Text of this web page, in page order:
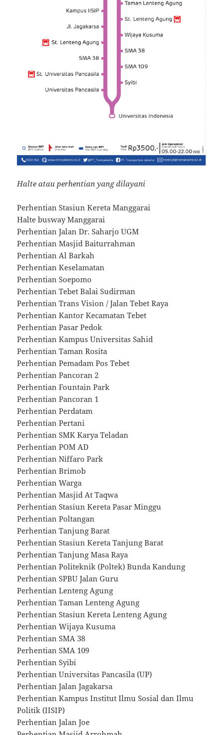
Halte atau perhentian yang dilayani
Perhentian Stasiun Kereta Manggarai
Halte busway Manggarai
Perhentian Jalan Dr. Saharjo UGM
Perhentian Masjid Baiturrahman
Perhentian Al Barkah
Perhentian Keselamatan
Perhentian Soepomo
Perhentian Tebet Balai Sudirman
Perhentian Trans Vision / Jalan Tebet Raya
Perhentian Kantor Kecamatan Tebet
Perhentian Pasar Pedok
Perhentian Kampus Universitas Sahid
Perhentian Taman Rosita
Perhentian Pemadam Pos Tebet
Perhentian Pancoran 2
Perhentian Fountain Park
Perhentian Pancoran 1
Perhentian Perdatam
Perhentian Pertani
Perhentian SMK Karya Teladan
Perhentian POM AD
Perhentian Niffaro Park
Perhentian Brimob
Perhentian Warga
Perhentian Masjid At Taqwa
Perhentian Stasiun Kereta Pasar Minggu
Perhentian Poltangan
Perhentian Tanjung Barat
Perhentian Stasiun Kereta Tanjung Barat
Perhentian Tanjung Masa Raya
Perhentian Politeknik (Poltek) Bunda Kandung
Perhentian SPBU Jalan Guru
Perhentian Lenteng Agung
Perhentian Taman Lenteng Agung
Perhentian Stasiun Kereta Lenteng Agung
Perhentian Wijaya Kusuma
Perhentian SMA 38
Perhentian SMA 109
Perhentian Syibi
Perhentian Universitas Pancasila (UP)
Perhentian Jalan Jagakarsa
Perhentian Kampus Institut Ilmu Sosial dan Ilmu
Politik (IISIP)
Perhentian Jalan Joe